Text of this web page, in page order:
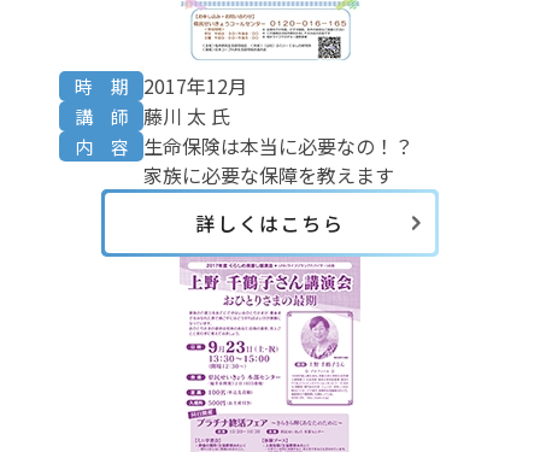
時 期 2017年12月
講 師 藤川 太 氏
内 容
生命保険は本当に必要なの！？
家族に必要な保障を教えます
詳しくはこちら